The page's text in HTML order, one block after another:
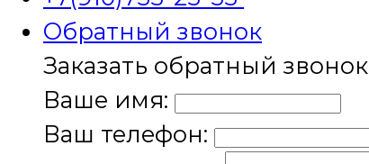
Обратный звонок
Заказать обратный звонок
Ваше имя:
Ваш телефон: